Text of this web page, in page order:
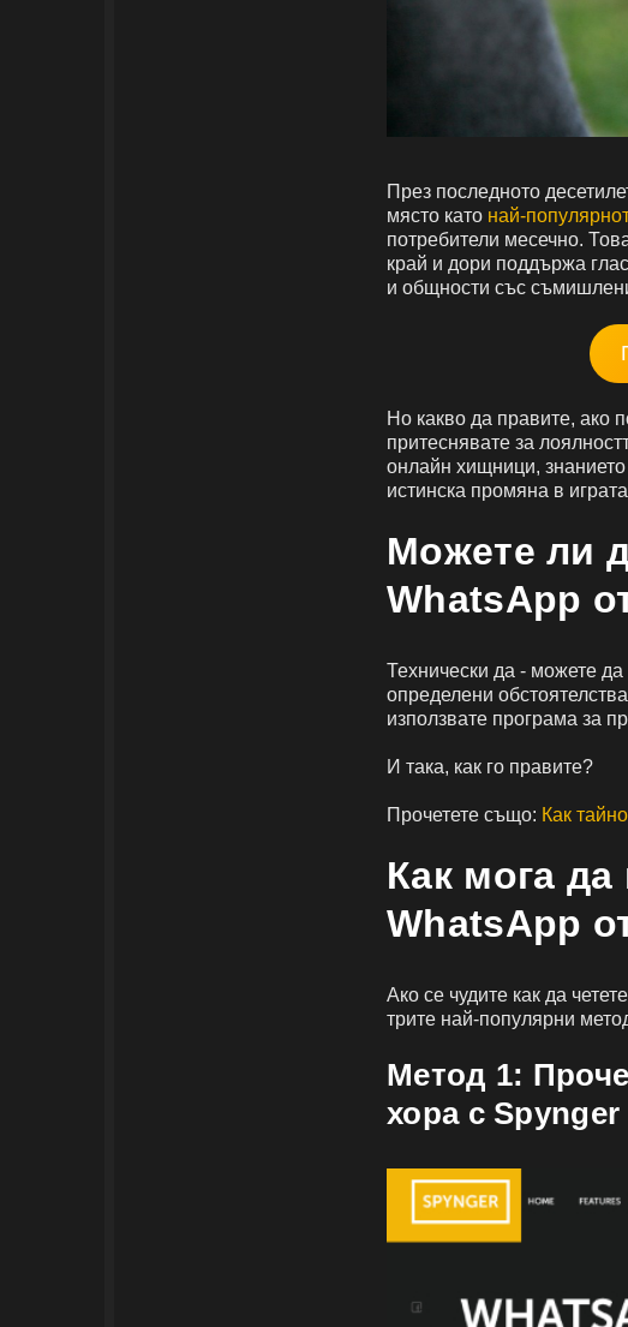
През последното
място като най-
потребители месечно.
край и дори поддържа
и общности със
Но какво да правите, ако
притеснявате за
онлайн хищници,
истинска промяна в
Можете ли
WhatsApp
Технически да - можете
определени
използвате програма за
И така, как го правите?
Прочетете също: Как
Как мога
WhatsApp
Ако се чудите как да
трите най-популярни
Метод 1:
хора с Spynger